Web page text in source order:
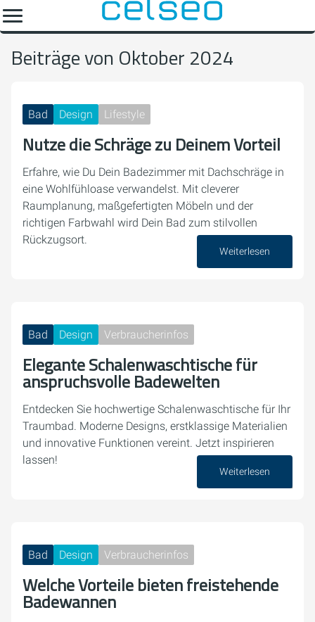
Beiträge von Oktober 2024
Bad Design Lifestyle
Nutze die Schräge zu Deinem Vorteil
Erfahre, wie Du Dein Badezimmer mit Dachschräge in
eine Wohlfühloase verwandelst. Mit cleverer
Raumplanung, maßgefertigten Möbeln und der
richtigen Farbwahl wird Dein Bad zum stilvollen
Rückzugsort.
Weiterlesen
Bad Design Verbraucherinfos
Elegante Schalenwaschtische für
anspruchsvolle Badewelten
Entdecken Sie hochwertige Schalenwaschtische für Ihr
Traumbad. Moderne Designs, erstklassige Materialien
und innovative Funktionen vereint. Jetzt inspirieren
lassen!
Weiterlesen
Bad Design Verbraucherinfos
Welche Vorteile bieten freistehende
Badewannen